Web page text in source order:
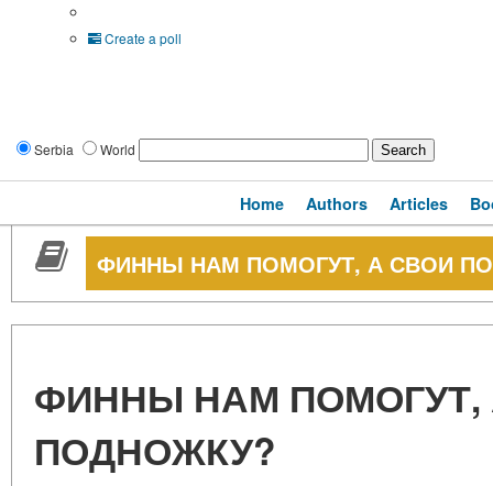
Create a poll
Serbia World
Home Authors Articles
ФИННЫ НАМ ПОМОГУТ, А СВОИ
ФИННЫ НАМ ПОМОГУТ,
ПОДНОЖКУ?